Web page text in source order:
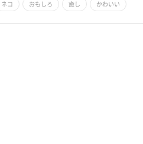
ネコ おもしろ 癒し かわいい